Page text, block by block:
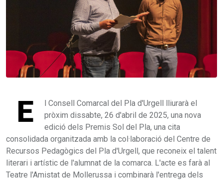
E
l Consell Comarcal del Pla d'Urgell lliurarà el
pròxim dissabte, 26 d'abril de 2025, una nova
edició dels Premis Sol del Pla, una cita
consolidada organitzada amb la col·laboració del Centre de
Recursos Pedagògics del Pla d'Urgell, que reconeix el talent
literari i artístic de l'alumnat de la comarca. L'acte es farà al
Teatre l'Amistat de Mollerussa i combinarà l'entrega dels